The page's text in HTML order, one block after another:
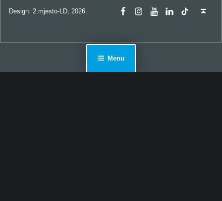
Menu
Design: 2.mjesto-LD, 2026.